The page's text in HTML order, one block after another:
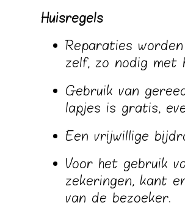
Huisregels
Reparaties
zelf, zo nodig met
Gebruik van
lapjes is gratis,
Een vrijwillige
Voor het gebruik
zekeringen, kant
van de bezoeker.